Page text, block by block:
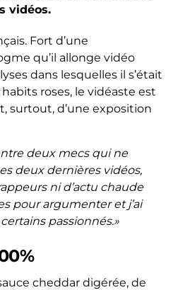
vidéos.
Fort d’une
qu’il allonge vidéo
dans lesquelles il s’était
roses, le vidéaste est
surtout, d’une exposition
deux mecs qui ne
deux dernières vidéos,
ni d’actu chaude
pour argumenter et j’ai
passionnés.»
cheddar digérée, de